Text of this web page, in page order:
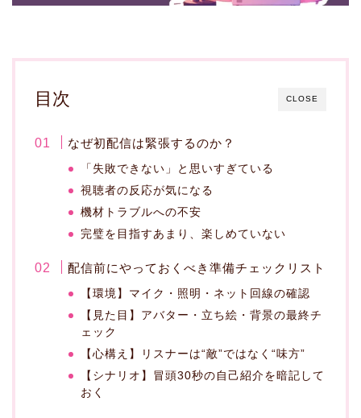
CLOSE
目次
なぜ初配信は緊張するのか？
「失敗できない」と思いすぎている
視聴者の反応が気になる
機材トラブルへの不安
完璧を目指すあまり、楽しめていない
配信前にやっておくべき準備チェックリスト
【環境】マイク・照明・ネット回線の確認
【見た目】アバター・立ち絵・背景の最終チ
ェック
【心構え】リスナーは“敵”ではなく“味方”
【シナリオ】冒頭30秒の自己紹介を暗記して
おく